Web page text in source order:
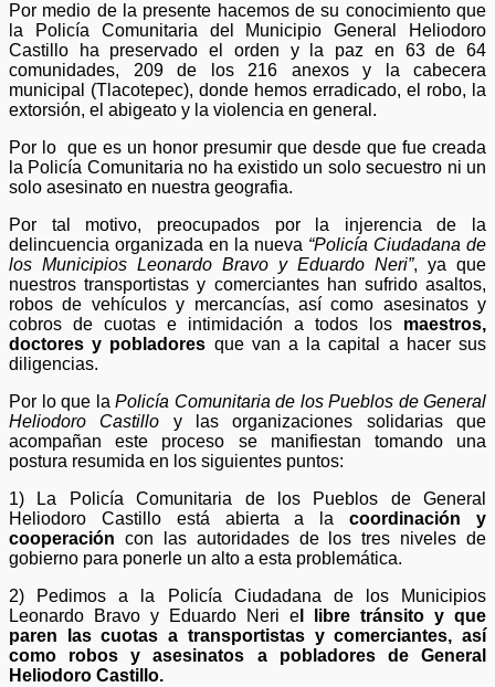
Por medio de la presente hacemos de su conocimiento que
la Policía Comunitaria del Municipio General Heliodoro
Castillo ha preservado el orden y la paz en 63 de 64
comunidades, 209 de los 216 anexos y la cabecera
municipal (Tlacotepec), donde hemos erradicado, el robo, la
extorsión, el abigeato y la violencia en general.
Por lo que es un honor presumir que desde que fue creada
la Policía Comunitaria no ha existido un solo secuestro ni un
solo asesinato en nuestra geografia.
Por tal motivo, preocupados por la injerencia de la
delincuencia organizada en la nueva “Policía Ciudadana de
los Municipios Leonardo Bravo y Eduardo Neri”, ya que
nuestros transportistas y comerciantes han sufrido asaltos,
robos de vehículos y mercancías, así como asesinatos y
cobros de cuotas e intimidación a todos los maestros,
doctores y pobladores que van a la capital a hacer sus
diligencias.
Por lo que la Policía Comunitaria de los Pueblos de General
Heliodoro Castillo y las organizaciones solidarias que
acompañan este proceso se manifiestan tomando una
postura resumida en los siguientes puntos:
1) La Policía Comunitaria de los Pueblos de General
Heliodoro Castillo está abierta a lacoordinación y
cooperación con las autoridades de los tres niveles de
gobierno para ponerle un alto a esta problemática.
2) Pedimos a la Policía Ciudadana de los Municipios
Leonardo Bravo y Eduardo Neri e l libre tránsito y que
paren las cuotas a transportistas y comerciantes, así
como robos y asesinatos a pobladores de General
Heliodoro Castillo.